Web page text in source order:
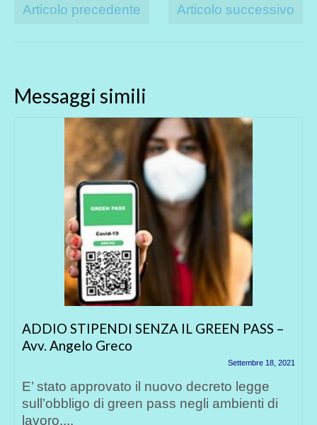
Articolo precedente Articolo successivo
Messaggi simili
ADDIO STIPENDI SENZA IL GREEN PASS –
Avv. Angelo Greco
Settembre 18, 2021
E’ stato approvato il nuovo decreto legge
sull’obbligo di green pass negli ambienti di
lavoro,...